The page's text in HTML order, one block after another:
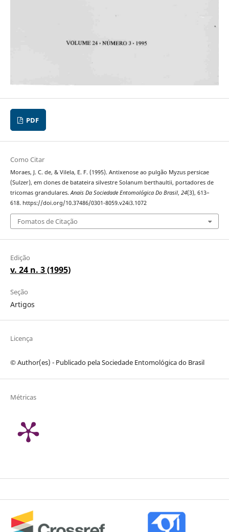
PDF
Como Citar
Moraes, J. C. de, & Vilela, E. F. (1995). Antixenose ao pulgão Myzus persicae
(Sulzer), em clones de batateira silvestre Solanum berthaultii, portadores de
tricomas grandulares.Anais Da Sociedade Entomológica Do Brasil, 24(3), 613–
618. https://doi.org/10.37486/0301-8059.v24i3.1072
Fomatos de Citação
Edição
v. 24 n. 3 (1995)
Seção
Artigos
Licença
© Author(es) - Publicado pela Sociedade Entomológica do Brasil
Métricas